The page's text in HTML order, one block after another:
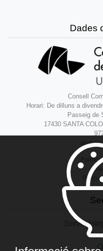
Dades
Consell
Horari: De dilluns a
Passeig de
17430 SANTA
Servei